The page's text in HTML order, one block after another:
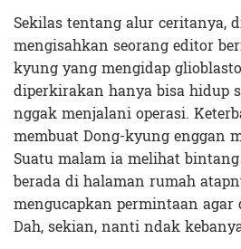
Sekilas tentang alur ceritanya,
mengisahkan seorang editor
kyung yang mengidap
diperkirakan hanya bisa hidup
nggak menjalani operasi.
membuat Dong-kyung enggan
Suatu malam ia melihat
berada di halaman rumah
mengucapkan permintaan
Dah, sekian, nanti ndak